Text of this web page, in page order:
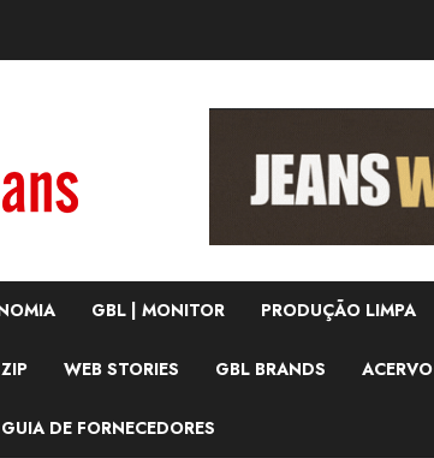
GBL | MONITOR PRODUÇÃO LIMPA
ZIP WEB STORIES GBL BRANDS ACERVO
DE FORNECEDORES